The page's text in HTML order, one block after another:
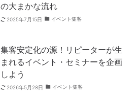
の大まかな流れ
2025年7月15日 イベント集客
集客安定化の源！リピーターが生
まれるイベント・セミナーを企画
しよう
2026年5月28日 イベント集客